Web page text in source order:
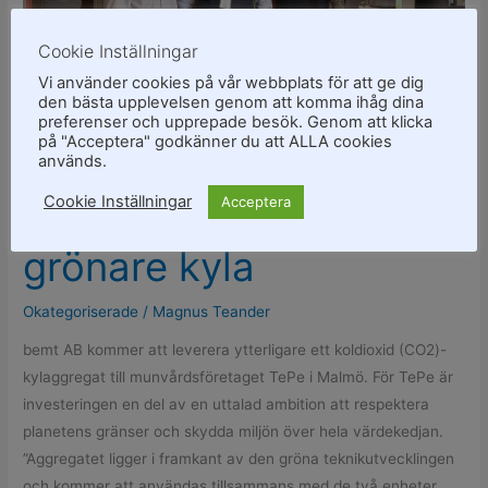
TePe och bemt AB tar
nästa steg mot ännu
grönare kyla
Okategoriserade / Magnus Teander
bemt AB kommer att leverera ytterligare ett koldioxid (CO2)-
kylaggregat till munvårdsföretaget TePe i Malmö. För TePe är
investeringen en del av en uttalad ambition att respektera
planetens gränser och skydda miljön över hela värdekedjan.
”Aggregatet ligger i framkant av den gröna teknikutvecklingen
ännu
grönare
kyla
Cookie Inställningar
Vi använder cookies på vår webbplats för att ge dig
den bästa upplevelsen genom att komma ihåg dina
preferenser och upprepade besök. Genom att klicka
på "Acceptera" godkänner du att ALLA cookies
används.
Cookie Inställningar Acceptera